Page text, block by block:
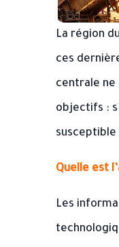
La région
ces
centrale ne
objectifs :
Quelle est
Les